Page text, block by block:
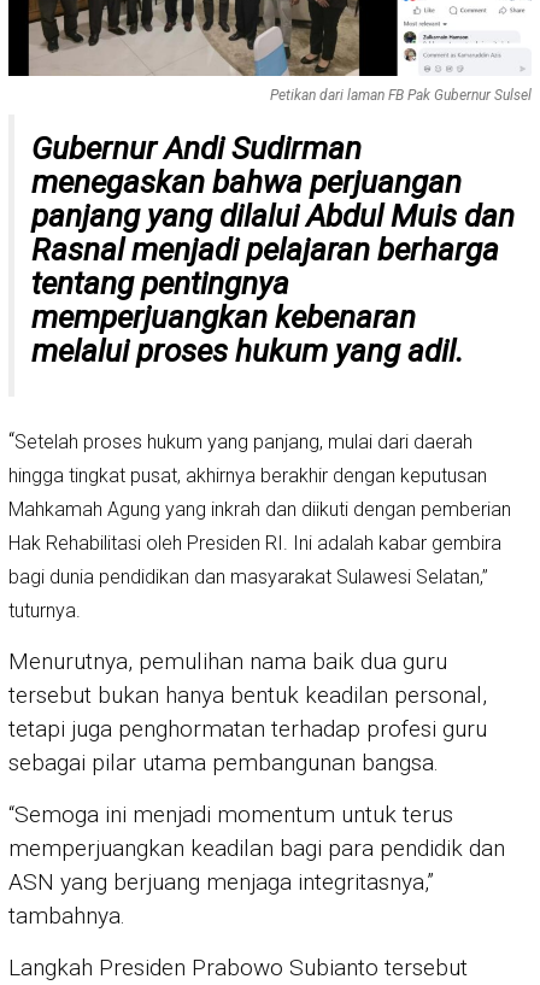
Petikan dari laman FB Pak Gubernur Sulsel
Gubernur Andi Sudirman
menegaskan bahwa perjuangan
panjang yang dilalui Abdul Muis dan
Rasnal menjadi pelajaran berharga
tentang pentingnya
memperjuangkan kebenaran
melalui proses hukum yang adil.
“Setelah proses hukum yang panjang, mulai dari daerah
hingga tingkat pusat, akhirnya berakhir dengan keputusan
Mahkamah Agung yang inkrah dan diikuti dengan pemberian
Hak Rehabilitasi oleh Presiden RI. Ini adalah kabar gembira
bagi dunia pendidikan dan masyarakat Sulawesi Selatan,”
tuturnya.
Menurutnya, pemulihan nama baik dua guru
tersebut bukan hanya bentuk keadilan personal,
tetapi juga penghormatan terhadap profesi guru
sebagai pilar utama pembangunan bangsa.
“Semoga ini menjadi momentum untuk terus
memperjuangkan keadilan bagi para pendidik dan
ASN yang berjuang menjaga integritasnya,”
tambahnya.
Langkah Presiden Prabowo Subianto tersebut